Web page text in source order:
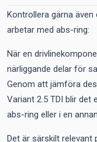
Kontrollera gärna
arbetar med abs-ring:
När en
närliggande delar för
Genom att jämföra
Variant 2.5 TDI blir
abs-ring eller i en
Det är särskilt relevant